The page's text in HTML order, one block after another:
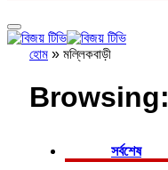
হোম » মল্লিকবাড়ী
Browsing:
সর্বশেষ